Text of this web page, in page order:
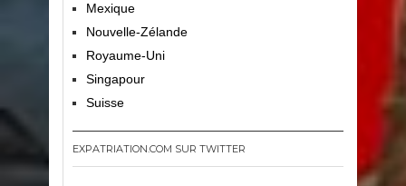
Mexique
Nouvelle-Zélande
Royaume-Uni
Singapour
Suisse
EXPATRIATION.COM SUR TWITTER